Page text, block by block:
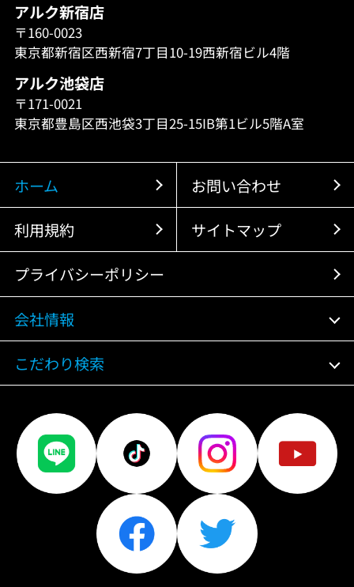
アルク新宿店
〒160-0023
東京都新宿区西新宿7丁目10-19西新宿ビル4階
アルク池袋店
〒171-0021
東京都豊島区西池袋3丁目25-15IB第1ビル5階A室
ホーム お問い合わせ
利用規約 サイトマップ
プライバシーポリシー
会社情報
こだわり検索